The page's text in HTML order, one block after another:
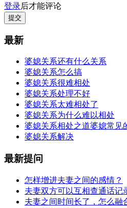
登录后才能评论
提交
最新
婆媳关系还有什么关系
婆媳关系怎么搞
婆媳关系很难相处
婆媳关系处理不好
婆媳关系太难相处了
婆媳关系为什么难以相处
婆媳关系相处之道婆媳常见
婆媳关系解决
最新提问
怎样增进夫妻之间的感情？
夫妻双方可以互相查通话记
夫妻之间时间长了，怎么融